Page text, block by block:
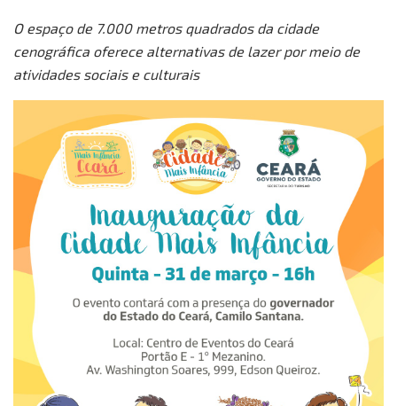
O espaço de 7.000 metros quadrados da cidade
cenográfica oferece alternativas de lazer por meio de
atividades sociais e culturais